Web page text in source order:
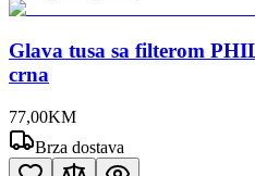
Glava tusa sa filterom
crna
77,00KM
Brza dostava